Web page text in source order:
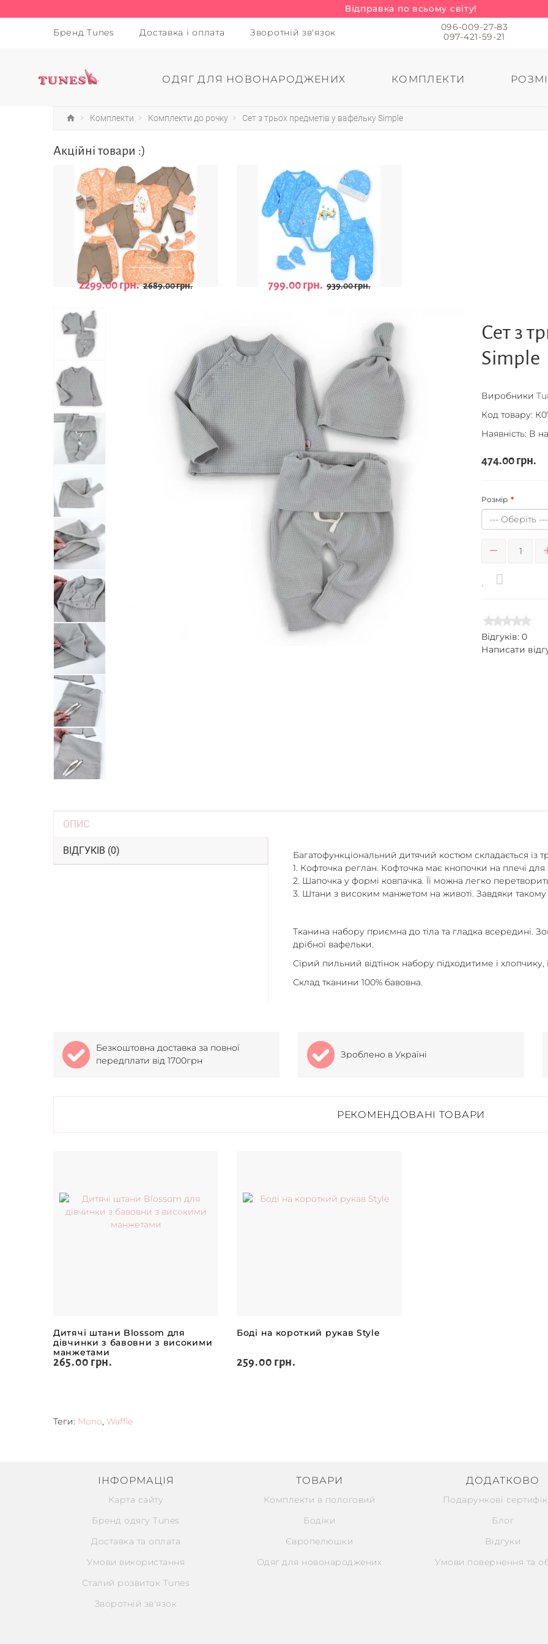
Відправка по всьому світу!
Бренд Tunes Доставка і оплата Зворотній зв'язок
096-009-27-83
097-421-59-21
ОДЯГ ДЛЯ НОВОНАРОДЖЕНИХ КОМПЛЕКТИ
Комплекти Комплекти до рочку Сет з трьох предметів у вафельку Simple
Акційні товари :)
2299.00 грн. 2689.00 грн. 799.00 грн. 939.00 грн.
Сет з
Simple
Виробники
Код товару:
Наявність: В
474.00 грн.
Розмір
Відгуків: 0
Написати
ОПИС
ВІДГУКІВ (0)
Багатофункціональний дитячий костюм складається із
1. Кофточка реглан. Кофточка має кнопочки на плечі для
2. Шапочка у формі ковпачка. Її можна легко
3. Штани з високим манжетом на животі. Завдяки
Тканина набору приємна до тіла та гладка всередині.
дрібної вафельки.
Сірий пильний відтінок набору підходитиме і хлопчику,
Склад тканини 100% бавовна.
Безкоштовна доставка за повної
передплати від 1700грн
Зроблено в Україні
РЕКОМЕНДОВАНІ ТОВАРИ
Дитячі штани Blossom для
дівчинки з бавовни з високими
манжетами
265.00 грн.
Боді на короткий рукав Style
259.00 грн.
Теги: Mono, Waffle
ІНФОРМАЦІЯ
Карта сайту
Бренд одягу Tunes
Доставка та оплата
Умови використання
Сталий розвиток Tunes
Зворотній зв'язок
ТОВАРИ
Комплекти в пологовий
Бодіки
Європелюшки
Одяг для новонароджених
ДОДАТКОВО
Подарункові
Блог
Відгуки
Умови повернення та